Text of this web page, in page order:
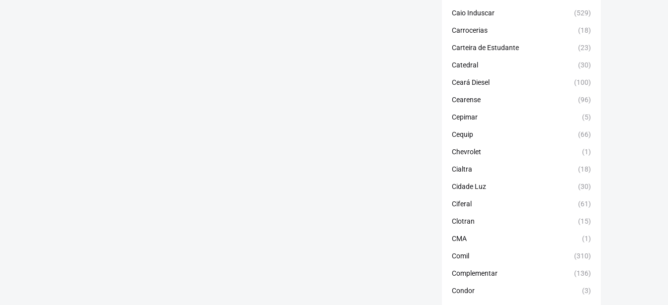
Caio Induscar (529)
Carrocerias (18)
Carteira de Estudante (23)
Catedral (30)
Ceará Diesel (100)
Cearense (96)
Cepimar (5)
Cequip (66)
Chevrolet (1)
Cialtra (18)
Cidade Luz (30)
Ciferal (61)
Clotran (15)
CMA (1)
Comil (310)
Complementar (136)
Condor (3)